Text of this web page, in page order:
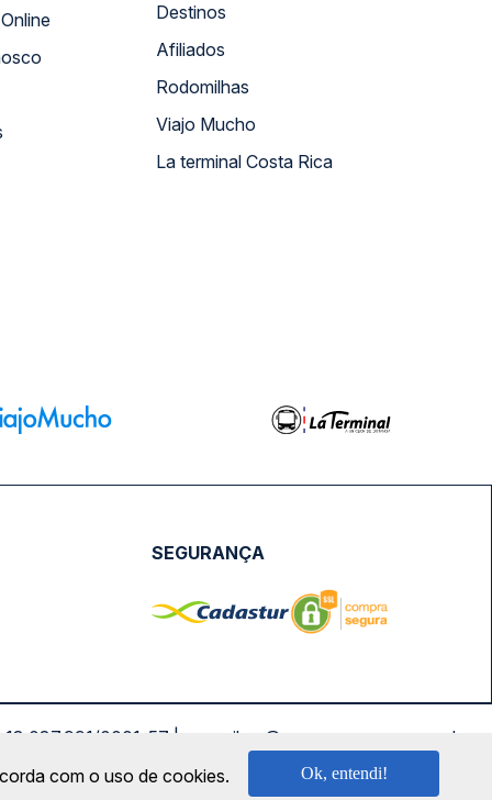
Atendimento Online
Destinos
Afiliados
Rodomilhas
Viajo Mucho
La terminal Costa Rica
SEGURANÇA
0001-57 | saconibus@queropassagem.com.br
com o uso de cookies. Ok, entendi!